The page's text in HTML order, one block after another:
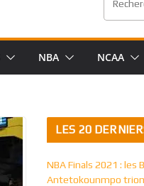
NBA NCAA
LES 20
NBA Finals 2021 : les
Antetokounmpo